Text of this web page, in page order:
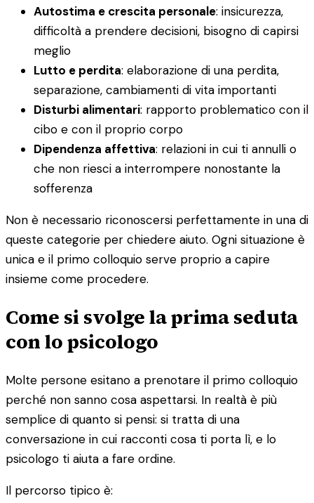
Autostima e crescita personale: insicurezza,
difficoltà a prendere decisioni, bisogno di capirsi
meglio
Lutto e perdita: elaborazione di una perdita,
separazione, cambiamenti di vita importanti
Disturbi alimentari: rapporto problematico con il
cibo e con il proprio corpo
Dipendenza affettiva: relazioni in cui ti annulli o
che non riesci a interrompere nonostante la
sofferenza
Non è necessario riconoscersi perfettamente in una di
queste categorie per chiedere aiuto. Ogni situazione è
unica e il primo colloquio serve proprio a capire
insieme come procedere.
Come si svolge la prima seduta
con lo psicologo
Molte persone esitano a prenotare il primo colloquio
perché non sanno cosa aspettarsi. In realtà è più
semplice di quanto si pensi: si tratta di una
conversazione in cui racconti cosa ti porta lì, e lo
psicologo ti aiuta a fare ordine.
Il percorso tipico è: